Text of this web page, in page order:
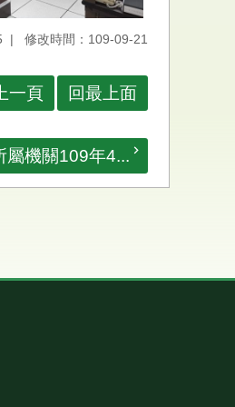
修改時間：109-09-21
一頁 回最上面
屬機關109年4...